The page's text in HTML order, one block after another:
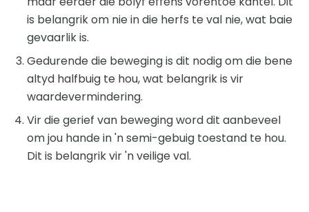
is belangrik om nie in die herfs te val nie, wat baie
gevaarlik is.
Gedurende die beweging is dit nodig om die bene
altyd halfbuig te hou, wat belangrik is vir
waardevermindering.
Vir die gerief van beweging word dit aanbeveel
om jou hande in 'n semi-gebuig toestand te hou.
Dit is belangrik vir 'n veilige val.